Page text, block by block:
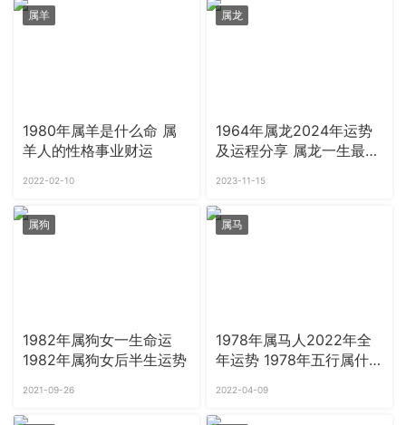
属羊
1980年属羊是什么命 属
羊人的性格事业财运
2022-02-10
属龙
1964年属龙2024年运势
及运程分享 属龙一生最旺
2023-11-15
属狗
1982年属狗女一生命运
1982年属狗女后半生运势
2021-09-26
属马
1978年属马人2022年全
年运势 1978年五行属什
2022-04-09